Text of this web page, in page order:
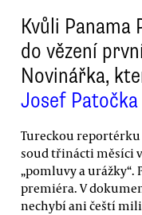
Kvůli Panama
do vězení
Novinářka,
Josef Patočka
Tureckou
soud třinácti měsíci
„pomluvy a urážky“.
premiéra. V
nechybí ani čeští